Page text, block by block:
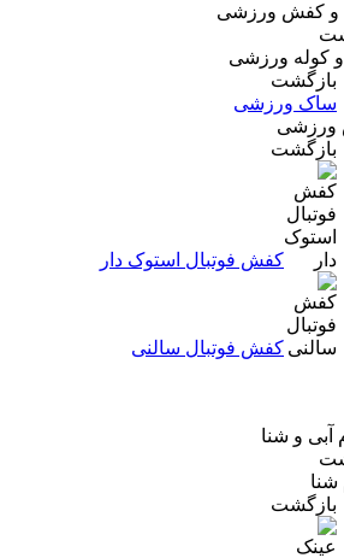
و کفش ورزشی
کوله ورزشی
بازگشت
ساک ورزشی
بازگشت
کفش فوتبال استوک دار
کفش فوتبال سالنی
آبی و شنا
شنا
بازگشت